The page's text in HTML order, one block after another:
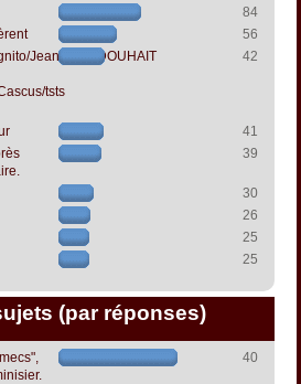
84
56
Jeanpapol/DOUHAIT
tsts
42
41
39
30
26
25
25
(par réponses)
40